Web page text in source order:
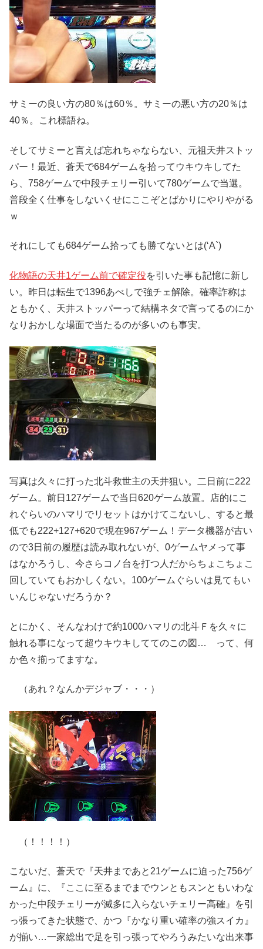
サミーの良い方の80％は60％。サミーの悪い方の20％は
40％。これ標語ね。
そしてサミーと言えば忘れちゃならない、元祖天井ストッ
パー！最近、蒼天で684ゲームを拾ってウキウキしてた
ら、758ゲームで中段チェリー引いて780ゲームで当選。
普段全く仕事をしないくせにここぞとばかりにやりやがる
ｗ
それにしても684ゲーム拾っても勝てないとは(‘A`)
化物語の天井1ゲーム前で確定役を引いた事も記憶に新し
い。昨日は転生で1396あべしで強チェ解除。確率詐称は
ともかく、天井ストッパーって結構ネタで言ってるのにか
なりおかしな場面で当たるのが多いのも事実。
写真は久々に打った北斗救世主の天井狙い。二日前に222
ゲーム。前日127ゲームで当日620ゲーム放置。店的にこ
れぐらいのハマリでリセットはかけてこないし、すると最
低でも222+127+620で現在967ゲーム！データ機器が古い
ので3日前の履歴は読み取れないが、0ゲームヤメって事
はなかろうし、今さらコノ台を打つ人だからちょこちょこ
回していてもおかしくない。100ゲームぐらいは見てもい
いんじゃないだろうか？
とにかく、そんなわけで約1000ハマリの北斗Ｆを久々に
触れる事になって超ウキウキしててのこの図… って、何
か色々揃ってますな。
（あれ？なんかデジャブ・・・）
（！！！！）
こないだ、蒼天で『天井まであと21ゲームに迫った756ゲ
ーム』に、『ここに至るまでまでウンともスンともいわな
かった中段チェリーが滅多に入らないチェリー高確』を引
っ張ってきた状態で、かつ『かなり重い確率の強スイカ』
が揃い…一家総出で足を引っ張ってやろうみたいな出来事